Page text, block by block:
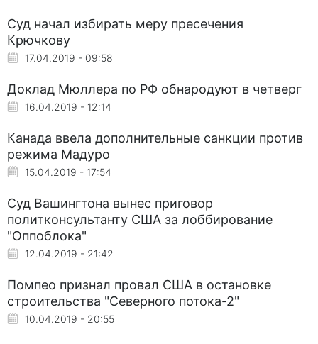
Суд начал избирать меру пресечения
Крючкову
17.04.2019 - 09:58
Доклад Мюллера по РФ обнародуют в четверг
16.04.2019 - 12:14
Канада ввела дополнительные санкции против
режима Мадуро
15.04.2019 - 17:54
Суд Вашингтона вынес приговор
политконсультанту США за лоббирование
"Оппоблока"
12.04.2019 - 21:42
Помпео признал провал США в остановке
строительства "Северного потока-2"
10.04.2019 - 20:55